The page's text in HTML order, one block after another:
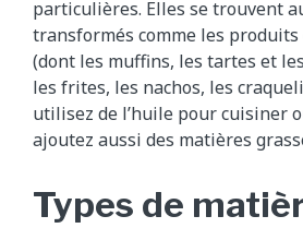
particulières. Elles se trouvent
transformés comme les
(dont les muffins, les tartes et
les frites, les nachos, les
utilisez de l’huile pour cuisiner
ajoutez aussi des matières
Types de